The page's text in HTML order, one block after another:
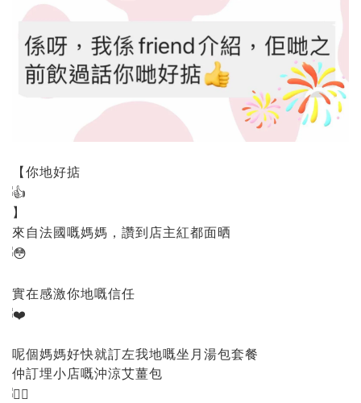
【你地好掂
】
來自法國嘅媽媽，讚到店主紅都面晒
實在感激你地嘅信任
呢個媽媽好快就訂左我地嘅坐月湯包套餐
仲訂埋小店嘅沖涼艾薑包